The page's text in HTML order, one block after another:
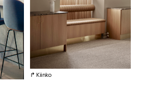
↱ Kiinko